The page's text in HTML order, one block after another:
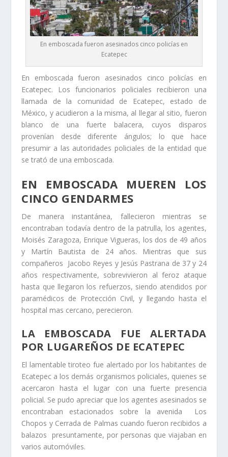
En emboscada fueron asesinados cinco policías en
Ecatepec
En emboscada fueron asesinados cinco policías en
Ecatepec. Los funcionarios policiales recibieron una
llamada de la comunidad de Ecatepec, estado de
México, y acudieron a la misma, al llegar al sitio, fueron
blanco de una fuerte balacera, cuyos disparos
provenían desde diferente ángulos; lo que hace
presumir a las autoridades policiales de la entidad que
se trató de una emboscada.
EN EMBOSCADA MUEREN LOS
CINCO GENDARMES
De manera instantánea, fallecieron mientras se
encontraban todavía dentro de la patrulla, los agentes,
Moisés Zaragoza, Enrique Vigueras, los dos de 49 años
y Martín Bautista de 24 años. Mientras que sus
compañeros Jacobo Reyes y Jesús Pastrana de 37 y 24
años respectivamente, sobrevivieron al feroz ataque
hasta que llegaron los refuerzos, siendo atendidos por
paramédicos de Protección Civil, y llegando hasta el
hospital mas cercano, perecieron.
LA EMBOSCADA FUE ALERTADA
POR LUGAREÑOS DE ECATEPEC
El lamentable tiroteo fue alertado por los habitantes de
Ecatepec a los demás organismos policiales, quienes se
acercaron hasta el lugar con una fuerte presencia
policial. Se pudo apreciar que los agentes asesinados se
encontraban estacionados sobre la avenida Los
Chopos y Cerrada de Palmas cuando fueron recibidos a
balazos presuntamente, por personas que viajaban en
varios automóviles.